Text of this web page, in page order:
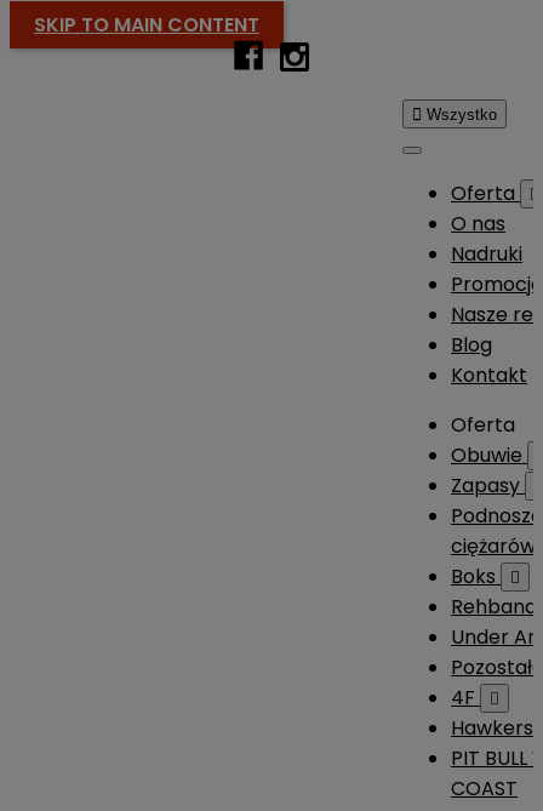
SKIP TO MAIN CONTENT
 Wszystko
Oferta 
O nas
Nadruki
Promocje
Nasze
Blog
Kontakt
Oferta
Obuwie
Zapasy
ciężarów
Boks

Rehband
Under
4F

Hawkers
PIT BULL
COAST